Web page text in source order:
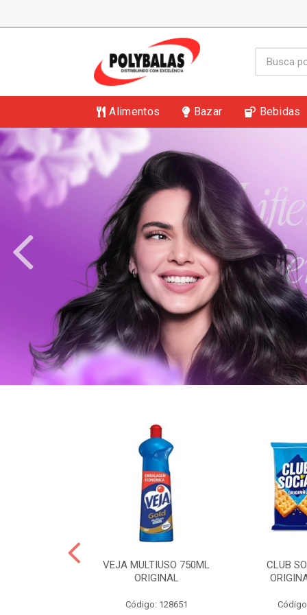
Alimentos Bazar Bebidas
VEJA MULTIUSO 750ML
ORIGINAL
Código: 128651
CLUB